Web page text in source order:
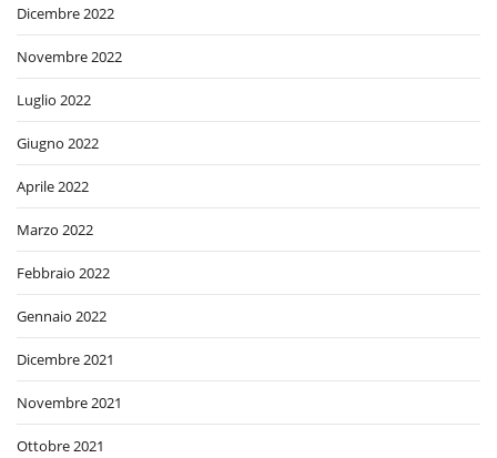
Dicembre 2022
Novembre 2022
Luglio 2022
Giugno 2022
Aprile 2022
Marzo 2022
Febbraio 2022
Gennaio 2022
Dicembre 2021
Novembre 2021
Ottobre 2021